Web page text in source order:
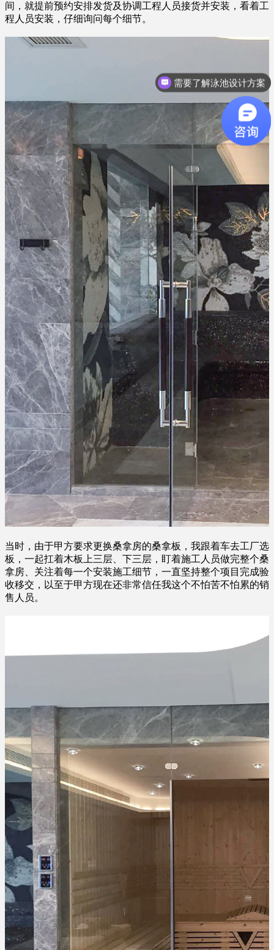
间，就提前预约安排发货及协调工程人员接货并安装，看着工
程人员安装，仔细询问每个细节。
当时，由于甲方要求更换桑拿房的桑拿板，我跟着车去工厂选
板，一起扛着木板上三层、下三层，盯着施工人员做完整个桑
拿房、关注着每一个安装施工细节，一直坚持整个项目完成验
收移交，以至于甲方现在还非常信任我这个不怕苦不怕累的销
售人员。
需要了解泳池设计方案